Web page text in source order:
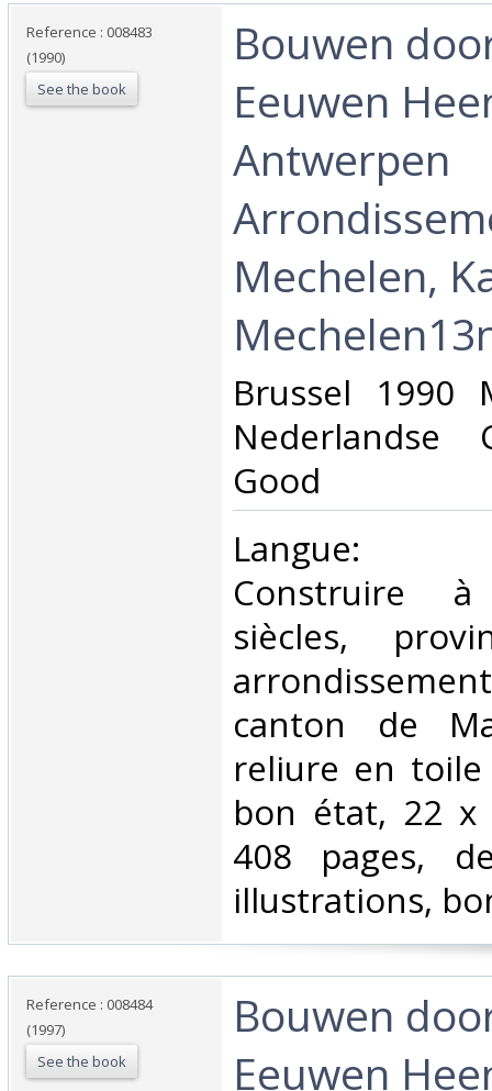
Reference : 008483
(1990)
See the book
‎Bouwen
Eeuwen
Antwerpen
Mechelen,
‎Brussel 1990
Nederlandse
Good ‎
‎Langue:
Construire
siècles,
canton de
reliure en toile
bon état, 22 x
408 pages,
illustrations,
Reference : 008484
(1997)
See the book
‎Bouwen
Eeuwen